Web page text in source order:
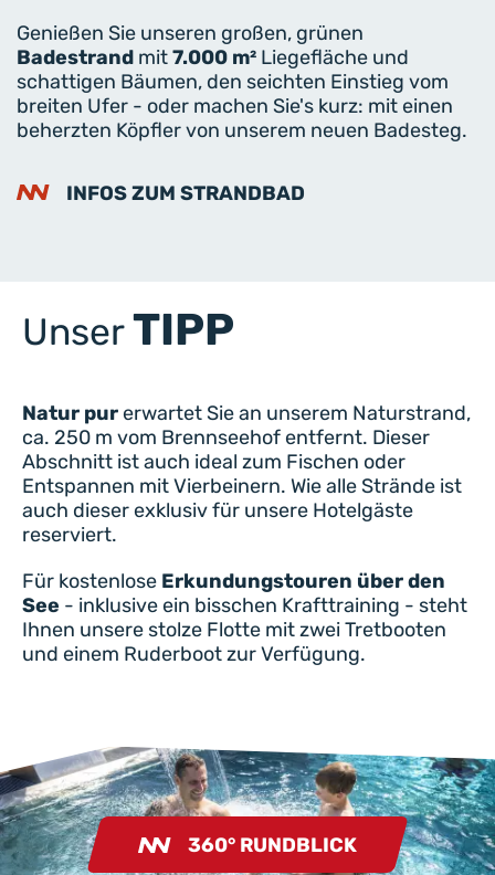
Genießen Sie unseren großen, grünen
Badestrand mit7.000 m² Liegefläche und
schattigen Bäumen, den seichten Einstieg vom
breiten Ufer - oder machen Sie's kurz: mit einen
beherzten Köpfler von unserem neuen Badesteg.
INFOS ZUM STRANDBAD
UnserTIPP
Natur purerwartet Sie an unserem Naturstrand,
ca. 250 m vom Brennseehof entfernt. Dieser
Abschnitt ist auch ideal zum Fischen oder
Entspannen mit Vierbeinern. Wie alle Strände ist
auch dieser exklusiv für unsere Hotelgäste
reserviert.
Für kostenlose Erkundungstouren über den
See - inklusive ein bisschen Krafttraining - steht
Ihnen unsere stolze Flotte mit zwei Tretbooten
und einem Ruderboot zur Verfügung.
360° RUNDBLICK